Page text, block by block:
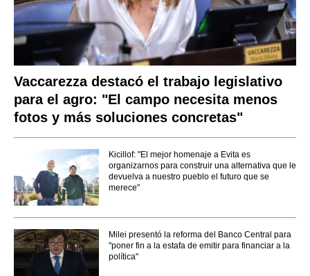
Vaccarezza destacó el trabajo legislativo
para el agro: "El campo necesita menos
fotos y más soluciones concretas"
Kicillof: "El mejor homenaje a Evita es
organizarnos para construir una alternativa que le
devuelva a nuestro pueblo el futuro que se
merece"
Milei presentó la reforma del Banco Central para
"poner fin a la estafa de emitir para financiar a la
política"